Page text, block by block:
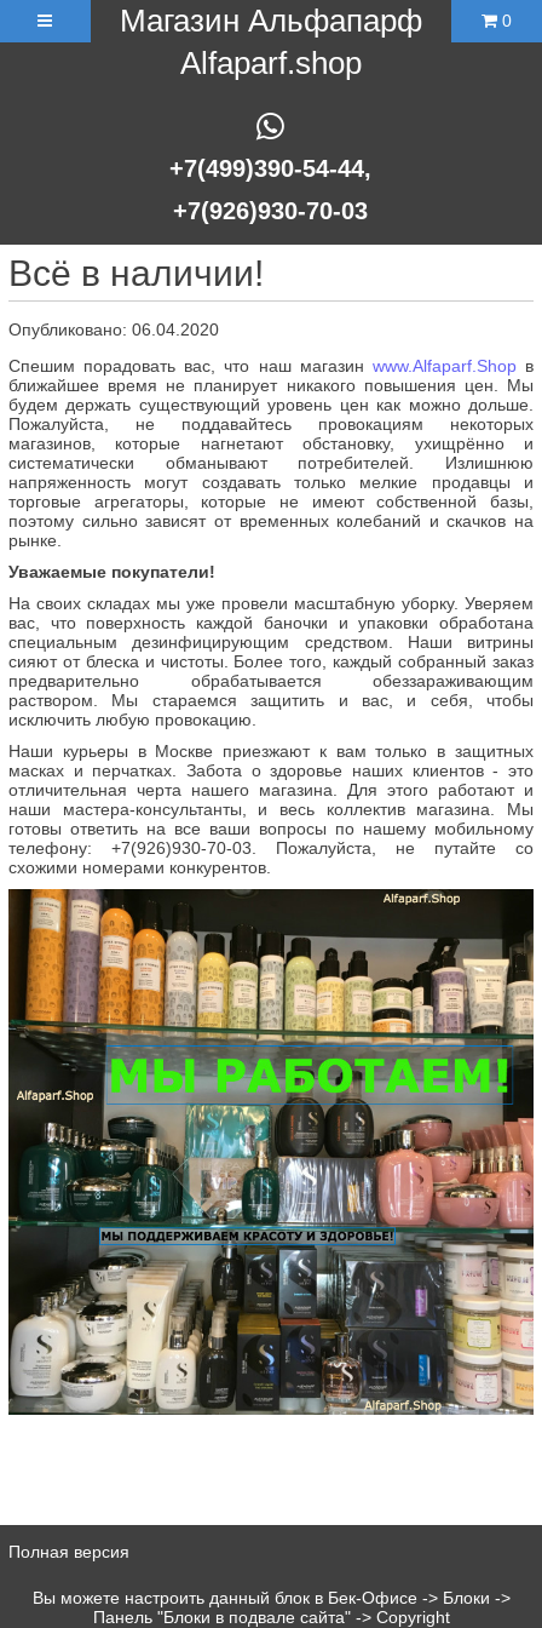
Магазин Альфапарф
Alfaparf.shop
+7(499)390-54-44,
+7(926)930-70-03
0
Всё в наличии!
Опубликовано: 06.04.2020
Спешим порадовать вас, что наш магазин www.Alfaparf.Shopв
ближайшее время не планирует никакого повышения цен. Мы
будем держать существующий уровень цен как можно дольше.
Пожалуйста, не поддавайтесь провокациям некоторых
магазинов, которые нагнетают обстановку, ухищрённо и
систематически обманывают потребителей. Излишнюю
напряженность могут создавать только мелкие продавцы и
торговые агрегаторы, которые не имеют собственной базы,
поэтому сильно зависят от временных колебаний и скачков на
рынке.
Уважаемые покупатели!
На своих складах мы уже провели масштабную уборку. Уверяем
вас, что поверхность каждой баночки и упаковки обработана
специальным дезинфицирующим средством. Наши витрины
сияют от блеска и чистоты. Более того, каждый собранный заказ
предварительно обрабатывается обеззараживающим
раствором. Мы стараемся защитить и вас, и себя, чтобы
исключить любую провокацию.
Наши курьеры в Москве приезжают к вам только в защитных
масках и перчатках. Забота о здоровье наших клиентов - это
отличительная черта нашего магазина. Для этого работают и
наши мастера-консультанты, и весь коллектив магазина. Мы
готовы ответить на все ваши вопросы по нашему мобильному
телефону: +7(926)930-70-03. Пожалуйста, не путайте со
схожими номерами конкурентов.
Полная версия
Вы можете настроить данный блок в Бек-Офисе -> Блоки ->
Панель "Блоки в подвале сайта" -> Copyright